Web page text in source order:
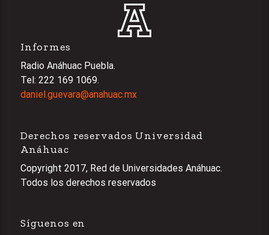
Informes
Radio Anáhuac Puebla.
Tel: 222 169 1069.
daniel.guevara@anahuac.mx
Derechos reservados Universidad
Anáhuac
Copyright 2017, Red de Universidades Anáhuac.
Todos los derechos reservados
Síguenos en